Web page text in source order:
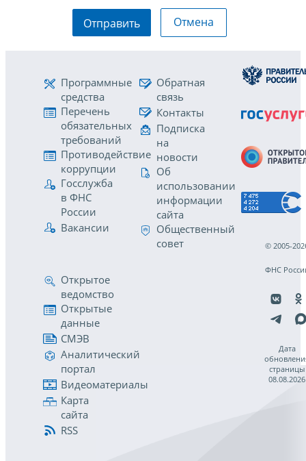
Отправить Отмена
Программные
средства
Перечень
обязательных
требований
Противодействие
коррупции
Госслужба
в ФНС
России
Вакансии
Обратная
связь
Контакты
Подписка
на
новости
Об
использовании
информации
сайта
Общественный
совет
Открытое
ведомство
Открытые
данные
СМЭВ
Аналитический
портал
Видеоматериалы
Карта
сайта
RSS
© 2005-
ФНС
Дата
страницы
08.08.2026